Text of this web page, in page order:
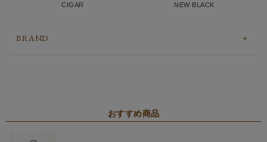
CIGAR NEW BLACK
BRAND
おすすめ商品